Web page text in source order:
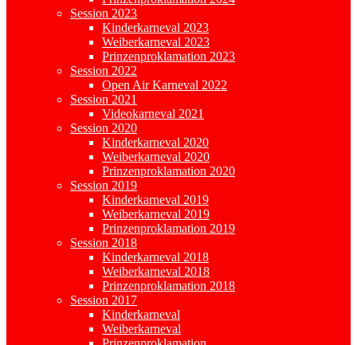
Session 2023
Kinderkarneval 2023
Weiberkarneval 2023
Prinzenproklamation 2023
Session 2022
Open Air Karneval 2022
Session 2021
Videokarneval 2021
Session 2020
Kinderkarneval 2020
Weiberkarneval 2020
Prinzenproklamation 2020
Session 2019
Kinderkarneval 2019
Weiberkarneval 2019
Prinzenproklamation 2019
Session 2018
Kinderkarneval 2018
Weiberkarneval 2018
Prinzenproklamation 2018
Session 2017
Kinderkarneval
Weiberkarneval